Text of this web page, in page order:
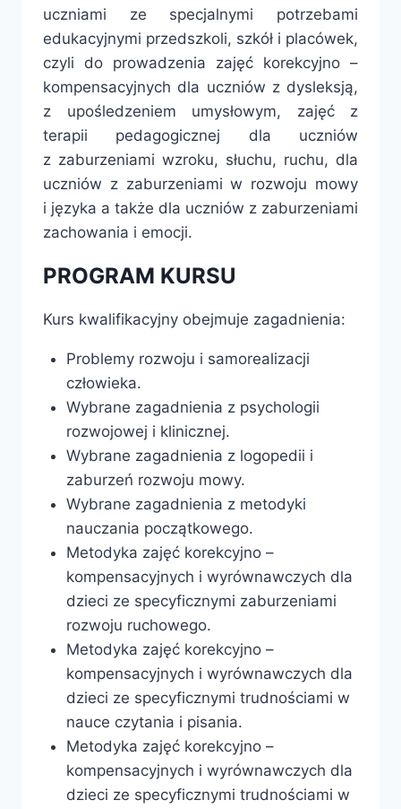
uczniami ze specjalnymi potrzebami
edukacyjnymi przedszkoli, szkół i placówek,
czyli do prowadzenia zajęć korekcyjno –
kompensacyjnych dla uczniów z dysleksją,
z upośledzeniem umysłowym, zajęć z
terapii pedagogicznej dla uczniów
z zaburzeniami wzroku, słuchu, ruchu, dla
uczniów z zaburzeniami w rozwoju mowy
i języka a także dla uczniów z zaburzeniami
zachowania i emocji.
PROGRAM KURSU
Kurs kwalifikacyjny obejmuje zagadnienia:
Problemy rozwoju i samorealizacji
człowieka.
Wybrane zagadnienia z psychologii
rozwojowej i klinicznej.
Wybrane zagadnienia z logopedii i
zaburzeń rozwoju mowy.
Wybrane zagadnienia z metodyki
nauczania początkowego.
Metodyka zajęć korekcyjno –
kompensacyjnych i wyrównawczych dla
dzieci ze specyficznymi zaburzeniami
rozwoju ruchowego.
Metodyka zajęć korekcyjno –
kompensacyjnych i wyrównawczych dla
dzieci ze specyficznymi trudnościami w
nauce czytania i pisania.
Metodyka zajęć korekcyjno –
kompensacyjnych i wyrównawczych dla
dzieci ze specyficznymi trudnościami w